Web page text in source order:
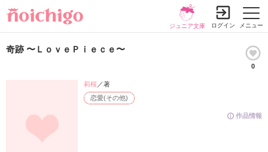
メニュー
ジュニア文庫 ログイン
奇跡 〜ＬｏｖｅＰｉｅｃｅ〜
0
作品情報
恋愛(その他)
莉桜／著